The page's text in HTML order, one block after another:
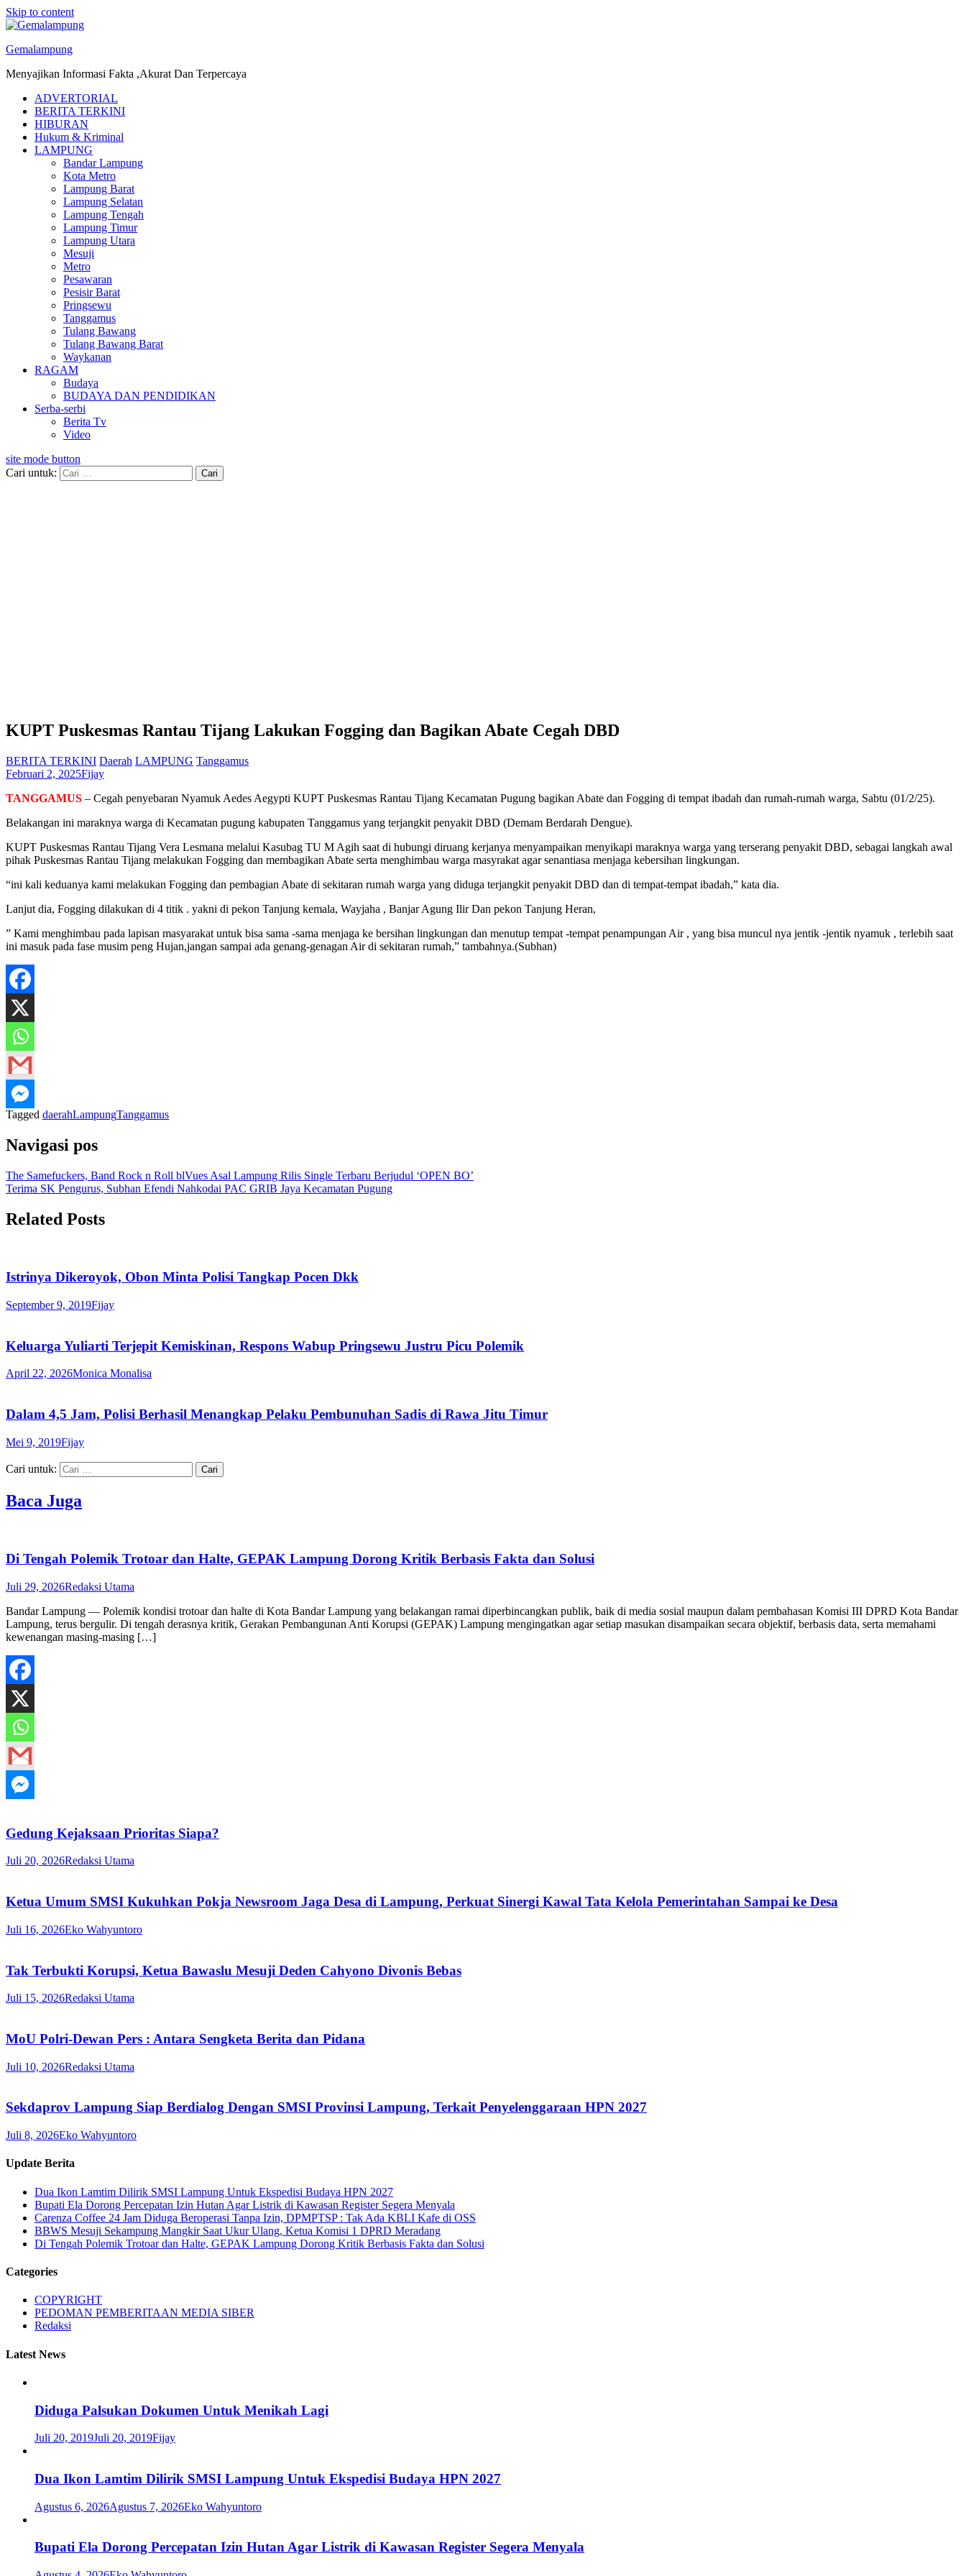
Skip to content
Gemalampung
Menyajikan Informasi Fakta ,Akurat Dan Terpercaya
ADVERTORIAL
BERITA TERKINI
HIBURAN
Hukum & Kriminal
LAMPUNG
Bandar Lampung
Kota Metro
Lampung Barat
Lampung Selatan
Lampung Tengah
Lampung Timur
Lampung Utara
Mesuji
Metro
Pesawaran
Pesisir Barat
Pringsewu
Tanggamus
Tulang Bawang
Tulang Bawang Barat
Waykanan
RAGAM
Budaya
BUDAYA DAN PENDIDIKAN
Serba-serbi
Berita Tv
Video
site mode button
Cari untuk:
KUPT Puskesmas Rantau Tijang Lakukan Fogging dan Bagikan Abate Cegah DBD
BERITA TERKINI Daerah LAMPUNG Tanggamus
Februari 2, 2025Fijay
TANGGAMUS – Cegah penyebaran Nyamuk Aedes Aegypti KUPT Puskesmas Rantau Tijang Kecamatan Pugung bagikan Abate dan Fogging di tempat ibadah dan rumah-rumah warga, Sabtu (01/2/25).
Belakangan ini maraknya warga di Kecamatan pugung kabupaten Tanggamus yang terjangkit penyakit DBD (Demam Berdarah Dengue).
KUPT Puskesmas Rantau Tijang Vera Lesmana melalui Kasubag TU M Agih saat di hubungi diruang kerjanya menyampaikan menyikapi maraknya warga yang terserang penyakit DBD, sebagai langkah awal
pihak Puskesmas Rantau Tijang melakukan Fogging dan membagikan Abate serta menghimbau warga masyrakat agar senantiasa menjaga kebersihan lingkungan.
“ini kali keduanya kami melakukan Fogging dan pembagian Abate di sekitaran rumah warga yang diduga terjangkit penyakit DBD dan di tempat-tempat ibadah,” kata dia.
Lanjut dia, Fogging dilakukan di 4 titik . yakni di pekon Tanjung kemala, Wayjaha , Banjar Agung Ilir Dan pekon Tanjung Heran,
” Kami menghimbau pada lapisan masyarakat untuk bisa sama -sama menjaga ke bersihan lingkungan dan menutup tempat -tempat penampungan Air , yang bisa muncul nya jentik -jentik nyamuk , terlebih saat
ini masuk pada fase musim peng Hujan,jangan sampai ada genang-genagan Air di sekitaran rumah,” tambahnya.(Subhan)
Tagged daerahLampungTanggamus
Navigasi pos
The Samefuckers, Band Rock n Roll blVues Asal Lampung Rilis Single Terbaru Berjudul ‘OPEN BO’
Terima SK Pengurus, Subhan Efendi Nahkodai PAC GRIB Jaya Kecamatan Pugung
Related Posts
Istrinya Dikeroyok, Obon Minta Polisi Tangkap Pocen Dkk
September 9, 2019Fijay
Keluarga Yuliarti Terjepit Kemiskinan, Respons Wabup Pringsewu Justru Picu Polemik
April 22, 2026Monica Monalisa
Dalam 4,5 Jam, Polisi Berhasil Menangkap Pelaku Pembunuhan Sadis di Rawa Jitu Timur
Mei 9, 2019Fijay
Cari untuk:
Baca Juga
Di Tengah Polemik Trotoar dan Halte, GEPAK Lampung Dorong Kritik Berbasis Fakta dan Solusi
Juli 29, 2026Redaksi Utama
Bandar Lampung — Polemik kondisi trotoar dan halte di Kota Bandar Lampung yang belakangan ramai diperbincangkan publik, baik di media sosial maupun dalam pembahasan Komisi III DPRD Kota Bandar
Lampung, terus bergulir. Di tengah derasnya kritik, Gerakan Pembangunan Anti Korupsi (GEPAK) Lampung mengingatkan agar setiap masukan disampaikan secara objektif, berbasis data, serta memahami
kewenangan masing-masing […]
Gedung Kejaksaan Prioritas Siapa?
Juli 20, 2026Redaksi Utama
Ketua Umum SMSI Kukuhkan Pokja Newsroom Jaga Desa di Lampung, Perkuat Sinergi Kawal Tata Kelola Pemerintahan Sampai ke Desa
Juli 16, 2026Eko Wahyuntoro
Tak Terbukti Korupsi, Ketua Bawaslu Mesuji Deden Cahyono Divonis Bebas
Juli 15, 2026Redaksi Utama
MoU Polri-Dewan Pers : Antara Sengketa Berita dan Pidana
Juli 10, 2026Redaksi Utama
Sekdaprov Lampung Siap Berdialog Dengan SMSI Provinsi Lampung, Terkait Penyelenggaraan HPN 2027
Juli 8, 2026Eko Wahyuntoro
Update Berita
Dua Ikon Lamtim Dilirik SMSI Lampung Untuk Ekspedisi Budaya HPN 2027
Bupati Ela Dorong Percepatan Izin Hutan Agar Listrik di Kawasan Register Segera Menyala
Carenza Coffee 24 Jam Diduga Beroperasi Tanpa Izin, DPMPTSP : Tak Ada KBLI Kafe di OSS
BBWS Mesuji Sekampung Mangkir Saat Ukur Ulang, Ketua Komisi 1 DPRD Meradang
Di Tengah Polemik Trotoar dan Halte, GEPAK Lampung Dorong Kritik Berbasis Fakta dan Solusi
Categories
COPYRIGHT
PEDOMAN PEMBERITAAN MEDIA SIBER
Redaksi
Latest News
Diduga Palsukan Dokumen Untuk Menikah Lagi
Juli 20, 2019Juli 20, 2019Fijay
Dua Ikon Lamtim Dilirik SMSI Lampung Untuk Ekspedisi Budaya HPN 2027
Agustus 6, 2026Agustus 7, 2026Eko Wahyuntoro
Bupati Ela Dorong Percepatan Izin Hutan Agar Listrik di Kawasan Register Segera Menyala